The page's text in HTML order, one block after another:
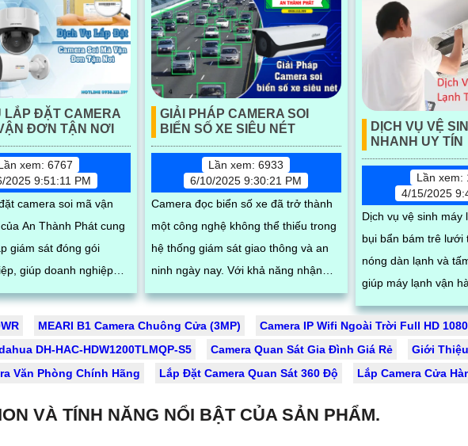
LẮP ĐẶT CAMERA
ĐƠN TẬN NƠI
xem: 6767
2025 9:51:11 PM
camera soi mã vận
An Thành Phát cung
giám sát đóng gói
giúp doanh nghiệp
trình, lưu trữ hình ảnh
lắp đặt hoàn chỉnh tại
bảo hoạt động ổn
GIẢI PHÁP CAMERA SOI
BIỂN SỐ XE SIÊU NÉT
Lần xem: 6933
6/10/2025 9:30:21 PM
Camera đọc biển số xe đã trở thành
một công nghệ không thể thiếu trong
hệ thống giám sát giao thông và an
ninh ngày nay. Với khả năng nhận
diện và xử lý thông tin biển số một
quản lý phương tiện đến việc nâng
cao hiệu quả an ninh
DỊCH VỤ VỆ
NHANH UY TÍN
Lần xem:
4/15/2025
Dịch vụ vệ sinh máy
bụi bẩn bám trê lưới
nóng dàn lạnh và
giúp máy lạnh vận
trong phòng tốt hơn
suất vần hành của
thời tiết kiệm điện
trong lành chống
MEARI B1 Camera Chuông Cửa (3MP) Camera IP Wifi Ngoài Trời Full HD
DH-HAC-HDW1200TLMQP-S5 Camera Quan Sát Gia Đình Giá Rẻ
Giới
Văn Phòng Chính Hãng Lắp Đặt Camera Quan Sát 360 Độ Lắp Camera Cửa
VÀ TÍNH NĂNG NỔI BẬT CỦA SẢN PHẨM.